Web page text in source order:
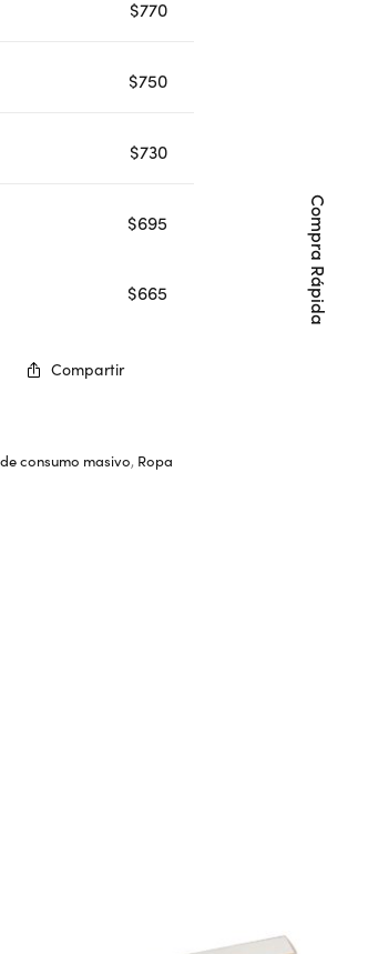
$770
$750
$730
$695
$665
Compartir
consumo masivo, Ropa
Compra Rápida